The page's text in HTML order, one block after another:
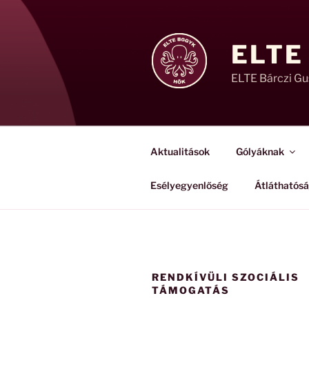
Tartalomhoz
ELTE Bárczi
Aktualitások Gólyáknak
Esélyegyenlőség
RENDKÍVÜLI SZOCIÁLIS
TÁMOGATÁS